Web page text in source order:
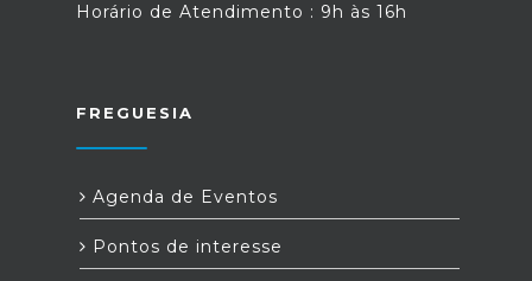
Horário de Atendimento : 9h às 16h
FREGUESIA
Agenda de Eventos
Pontos de interesse